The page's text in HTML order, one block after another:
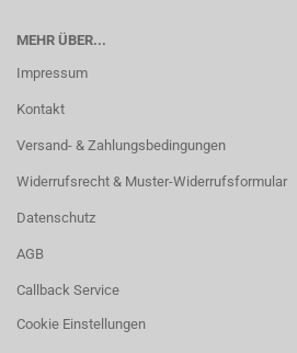
MEHR ÜBER...
Impressum
Kontakt
Versand- & Zahlungsbedingungen
Widerrufsrecht & Muster-Widerrufsformular
Datenschutz
AGB
Callback Service
Cookie Einstellungen